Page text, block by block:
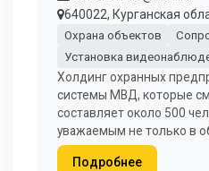
640022, Курганская
Охрана объектов
Установка
Холдинг охранных
системы МВД, которые
составляет около 500
уважаемым не только в
Подробнее